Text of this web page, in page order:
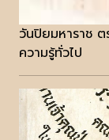
วันปิยมหาราช
ความรู้ทั่วไป